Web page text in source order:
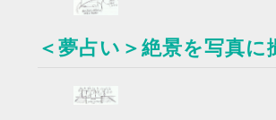
＜夢占い＞絶景を写真に